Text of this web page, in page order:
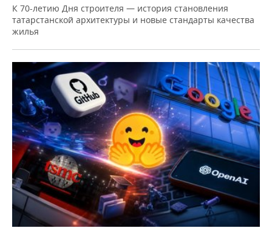
К 70-летию Дня строителя — история становления
татарстанской архитектуры и новые стандарты качества
жилья